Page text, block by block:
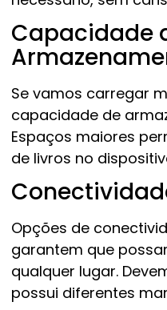
Capacidade
Se vamos carregar
capacidade de
Espaços maiores
de livros no
Opções de
garantem que
qualquer lugar.
possui diferentes